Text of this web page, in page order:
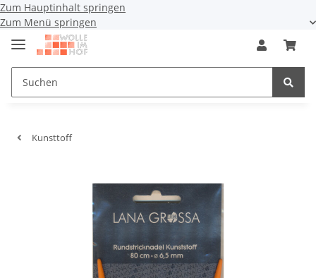
Zum Hauptinhalt springen
Zum Menü springen
Kunsttoff